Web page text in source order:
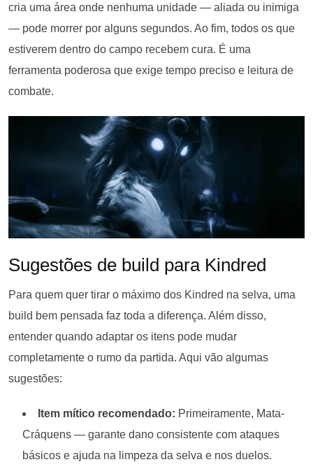
cria uma área onde nenhuma unidade — aliada ou inimiga
— pode morrer por alguns segundos. Ao fim, todos os que
estiverem dentro do campo recebem cura. É uma
ferramenta poderosa que exige tempo preciso e leitura de
combate.
Sugestões de build para Kindred
Para quem quer tirar o máximo dos Kindred na selva, uma
build bem pensada faz toda a diferença. Além disso,
entender quando adaptar os itens pode mudar
completamente o rumo da partida. Aqui vão algumas
sugestões:
Item mítico recomendado: Primeiramente, Mata-
Cráquens — garante dano consistente com ataques
básicos e ajuda na limpeza da selva e nos duelos.